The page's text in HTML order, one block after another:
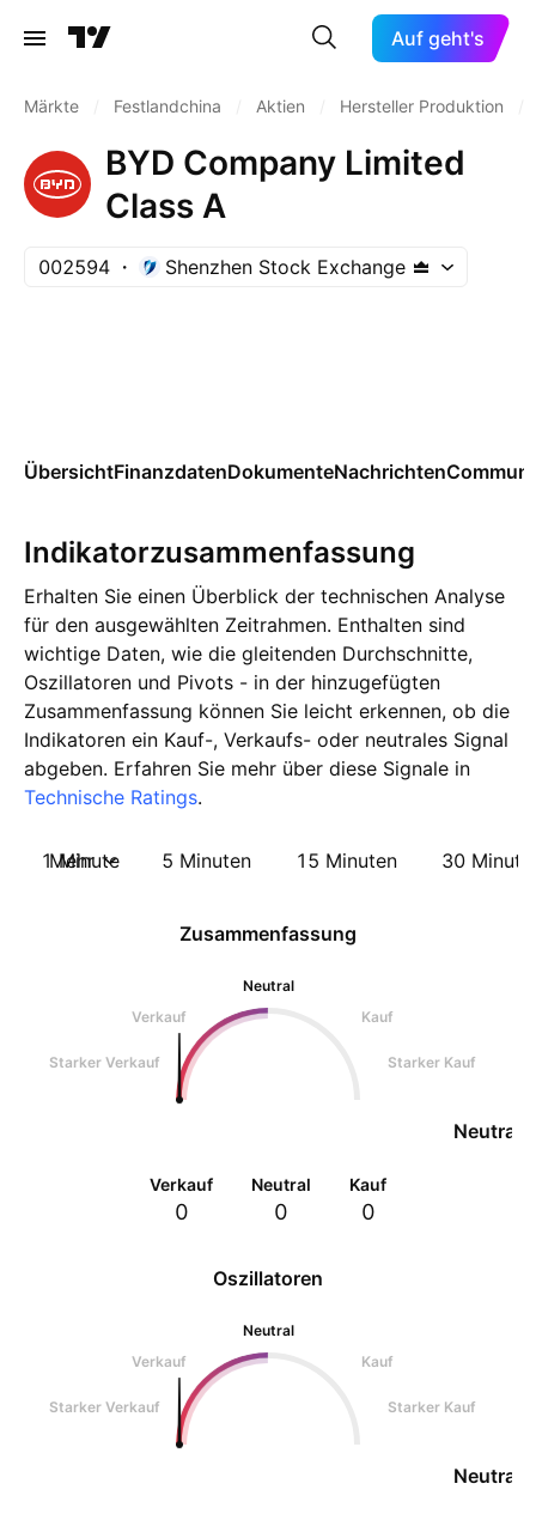
Auf geht's
Märkte Festlandchina Aktien Hersteller Produktion
BYD Company Limited
Class A
002594 Shenzhen Stock Exchange
ÜbersichtFinanzdatenDokumenteNachrichten
Indikatorzusammenfassung
Erhalten Sie einen Überblick der technischen Analyse
für den ausgewählten Zeitrahmen. Enthalten sind
wichtige Daten, wie die gleitenden Durchschnitte,
Oszillatoren und Pivots - in der hinzugefügten
Zusammenfassung können Sie leicht erkennen, ob die
Indikatoren ein Kauf-, Verkaufs- oder neutrales Signal
abgeben. Erfahren Sie mehr über diese Signale in
Technische Ratings.
1 Minute 5 Minuten 15 Minuten 30
Mehr
Oszillatoren
Neutral
Verkauf
Kauf
Starker Verkauf Starker Kauf
Neutral
Zusammenfassung
Neutral
Verkauf
Kauf
Starker Verkauf Starker Kauf
Neutral
Verkauf
0
Neutral
0
Kauf
0